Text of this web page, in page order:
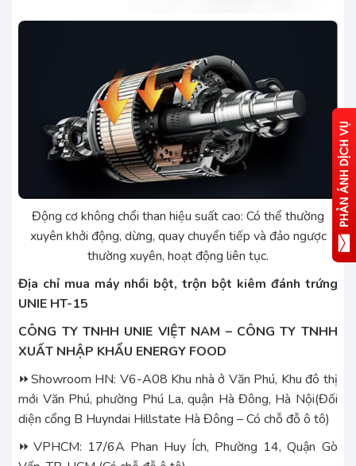
Động cơ không chổi than hiệu suất cao: Có thể thường
xuyên khởi động, dừng, quay chuyển tiếp và đảo ngược
thường xuyên, hoạt động liên tục.
Địa chỉ mua máy nhồi bột, trộn bột kiêm đánh trứng
UNIE HT-15
CÔNG TY TNHH UNIE VIỆT NAM – CÔNG TY TNHH
XUẤT NHẬP KHẨU ENERGY FOOD
⏩Showroom HN: V6-A08 Khu nhà ở Văn Phú, Khu đô thị
mới Văn Phú, phường Phú La, quận Hà Đông, Hà Nội(Đối
diện cổng B Huyndai Hillstate Hà Đông – Có chỗ đỗ ô tô)
⏩VPHCM: 17/6A Phan Huy Ích, Phường 14, Quận Gò